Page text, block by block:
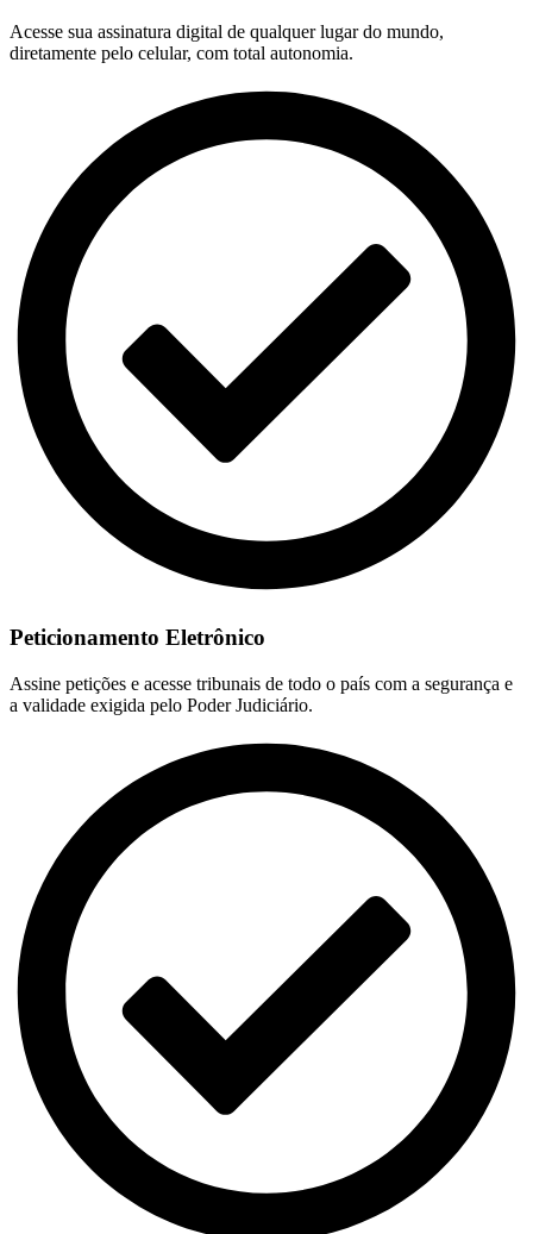
Acesse sua assinatura digital de qualquer lugar do mundo,
diretamente pelo celular, com total autonomia.
Peticionamento Eletrônico
Assine petições e acesse tribunais de todo o país com a segurança e
a validade exigida pelo Poder Judiciário.